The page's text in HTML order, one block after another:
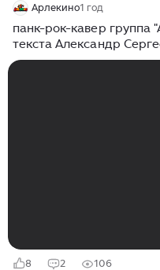
Арлекино1 год
панк-рок-кавер
текста Александр
8 2 106